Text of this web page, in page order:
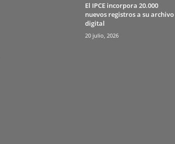
El IPCE incorpora 20.000
nuevos registros a su archivo
digital
20 julio, 2026